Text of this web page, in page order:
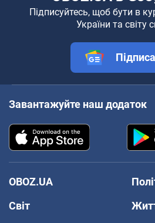
Підписуйтесь, щоб бути в
України та світу
Завантажуйте наш додаток
OBOZ.UA
Світ